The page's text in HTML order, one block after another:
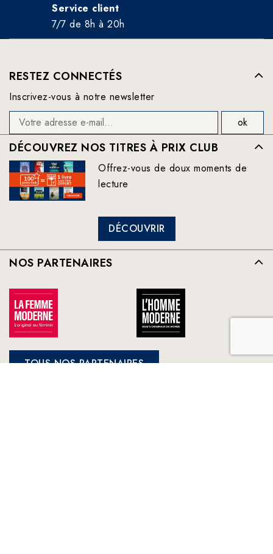
Service client
7/7 de 8h à 20h
RESTEZ CONNECTÉS
Inscrivez-vous à notre newsletter
DÉCOUVREZ NOS TITRES À PRIX CLUB
Offrez-vous de doux moments de
lecture
DÉCOUVRIR
NOS PARTENAIRES
TOUS NOS PARTENAIRES